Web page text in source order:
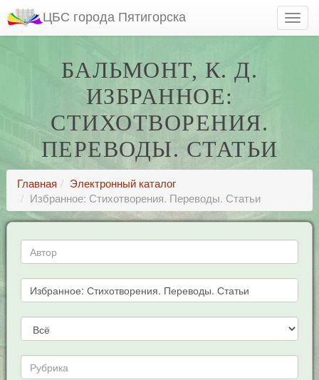
ЦБС города Пятигорска
БАЛЬМОНТ, К. Д.
ИЗБРАННОЕ:
СТИХОТВОРЕНИЯ.
ПЕРЕВОДЫ. СТАТЬИ
Главная
Электронный каталог
Избранное: Стихотворения. Переводы. Статьи